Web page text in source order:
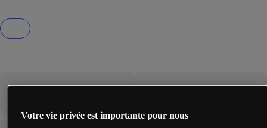
Votre vie privée est importante pour nous